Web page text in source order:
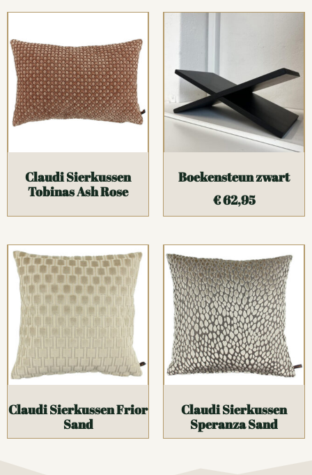
Claudi Sierkussen
Tobinas Ash Rose
Boekensteun zwart
€62,95
Claudi Sierkussen Frior
Sand
Claudi Sierkussen
Speranza Sand